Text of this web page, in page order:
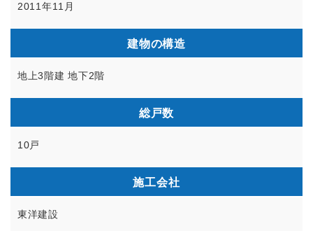
2011年11月
建物の構造
地上3階建 地下2階
総戸数
10戸
施工会社
東洋建設